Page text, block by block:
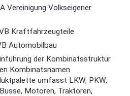
Vereinigung Volkseigener
Kraftfahrzeugteile
Automobilbau
der Kombinatsstruktur
Kombinatsnamen
umfasst LKW, PKW,
Motoren, Traktoren,